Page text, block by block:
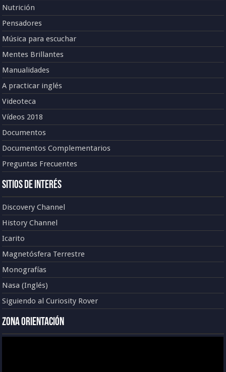
Nutrición
Pensadores
Música para escuchar
Mentes Brillantes
Manualidades
A practicar inglés
Videoteca
Vídeos 2018
Documentos
Documentos Complementarios
Preguntas Frecuentes
Sitios de Interés
Discovery Channel
History Channel
Icarito
Magnetósfera Terrestre
Monografías
Nasa (Inglés)
Siguiendo al Curiosity Rover
Zona Orientación